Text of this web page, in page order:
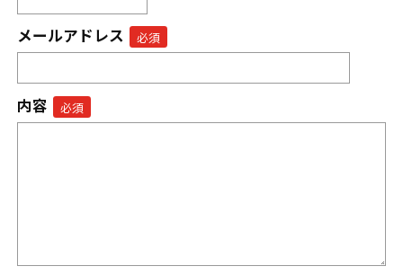
メールアドレス
内容